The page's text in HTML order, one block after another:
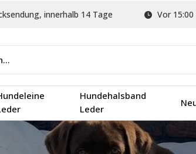
Hundehalsband
Leder
innerhalb 14 Tage Vor